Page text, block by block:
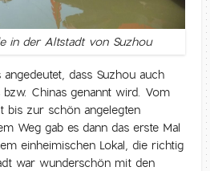
in der Altstadt von Suzhou
dass Suzhou auch
bzw. Chinas genannt wird. Vom
bis zur schön angelegten
Weg gab es dann das erste Mal
einheimischen Lokal, die richtig
war wunderschön mit den